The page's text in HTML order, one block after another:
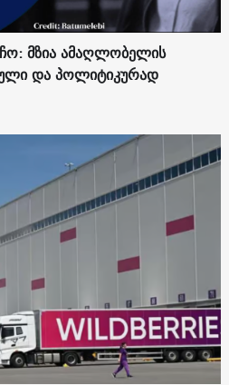
მზია ამაღლობელის
და პოლიტიკურად